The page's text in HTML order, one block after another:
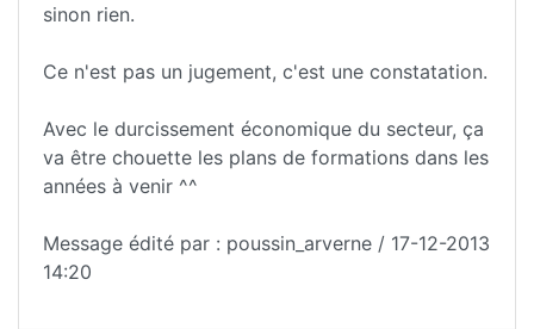
sinon rien.
Ce n'est pas un jugement, c'est une constatation.
Avec le durcissement économique du secteur, ça
va être chouette les plans de formations dans les
années à venir ^^
Message édité par : poussin_arverne / 17-12-2013
14:20